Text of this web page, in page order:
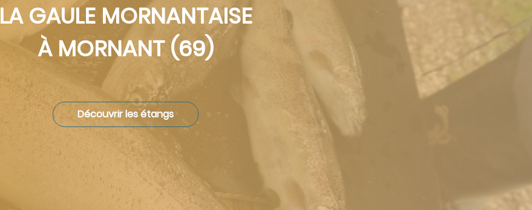
LA GAULE MORNANTAISE
À MORNANT (69)
Découvrir les étangs